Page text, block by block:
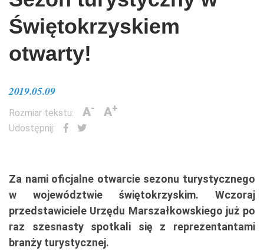
Świętokrzyskiem
otwarty!
2019.05.09
Rozmiar tekstu: A- A+
Udostępnij:
Za nami oficjalne otwarcie sezonu turystycznego
w województwie świętokrzyskim. Wczoraj
przedstawiciele Urzędu Marszałkowskiego już po
raz szesnasty spotkali się z reprezentantami
branży turystycznej.